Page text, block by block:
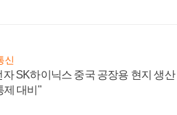
신
자 SK하이닉스 중국 공장용 현지 생산
제 대비"